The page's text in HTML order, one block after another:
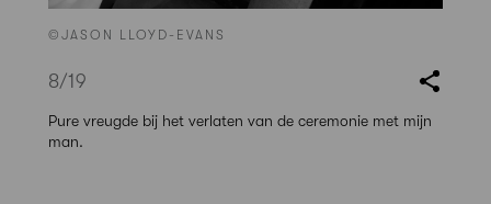
©JASON LLOYD-EVANS
8/19
Pure vreugde bij het verlaten van de ceremonie met mijn
man.